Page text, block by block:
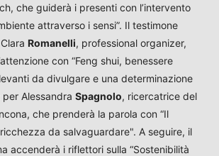
che guiderà i presenti con l’intervento
attraverso i sensi”. Il testimone
Romanelli, professional organizer,
con “Feng shui, benessere
da divulgare e una determinazione
Alessandra Spagnolo, ricercatrice del
che prenderà la parola con “Il
da salvaguardare". A seguire, il
accenderà i riflettori sulla “Sostenibilità